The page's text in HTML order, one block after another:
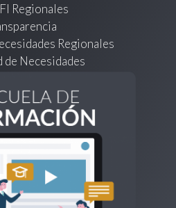
Regionales
Regionales
Necesidades